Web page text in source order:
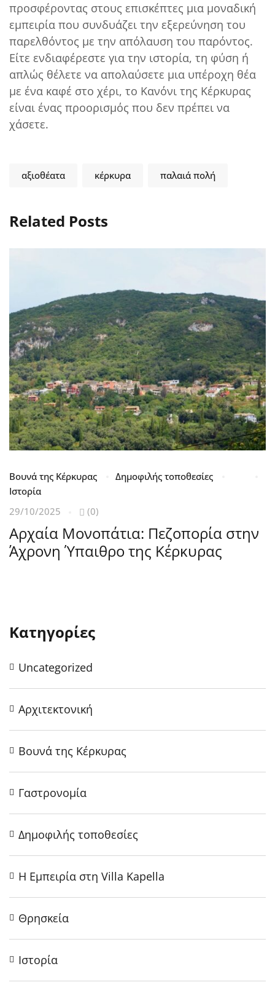
προσφέροντας στους επισκέπτες μια μοναδική
εμπειρία που συνδυάζει την εξερεύνηση του
παρελθόντος με την απόλαυση του παρόντος.
Είτε ενδιαφέρεστε για την ιστορία, τη φύση ή
απλώς θέλετε να απολαύσετε μια υπέροχη θέα
με ένα καφέ στο χέρι, το Κανόνι της Κέρκυρας
είναι ένας προορισμός που δεν πρέπει να
χάσετε.
αξιοθέατα κέρκυρα παλαιά πολή
Related Posts
Βουνά της Κέρκυρας
Δημοφιλής τοποθεσίες
Ιστορία
29/10/2025
(0)
Αρχαία Μονοπάτια: Πεζοπορία στην
Άχρονη Ύπαιθρο της Κέρκυρας
Κατηγορίες
Uncategorized
Αρχιτεκτονική
Βουνά της Κέρκυρας
Γαστρονομία
Δημοφιλής τοποθεσίες
Η Εμπειρία στη Villa Kapella
Θρησκεία
Ιστορία